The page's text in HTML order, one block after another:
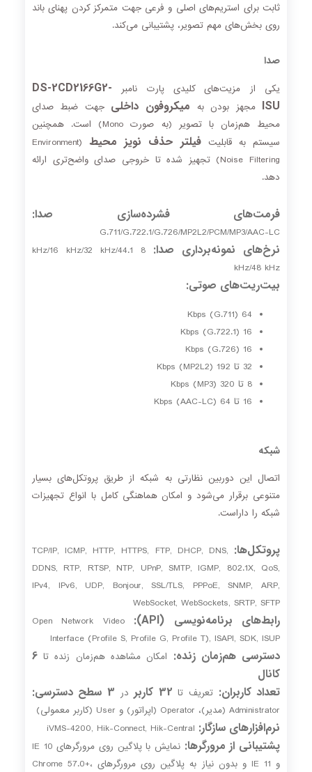
ثابت برای استریم‌های اصلی و فرعی جهت متمرکز کردن پهنای باند
روی بخش‌های مهم تصویر، پشتیبانی می‌کند.
صدا
یکی از مزیت‌های کلیدی پارت نامبر DS-2CD2166G2-
ISU مجهز بودن به میکروفون داخلی جهت ضبط صدای
محیط هم‌زمان با تصویر (به صورت Mono) است. همچنین
سیستم به قابلیتفیلتر حذف نویز محیط
(Environment
Noise Filtering) تجهیز شده تا خروجی صدای واضح‌تری ارائه
دهد.
فرمت‌های فشرده‌سازی صدا:
G.711/G.722.1/G.726/MP2L2/PCM/MP3/AAC-LC
نرخ‌های نمونه‌برداری صدا:
8 kHz/16 kHz/32 kHz/44.1
kHz/48 kHz
بیت‌ریت‌های صوتی:
64 Kbps (G.711)
16 Kbps (G.722.1)
16 Kbps (G.726)
32 تا 192 Kbps (MP2L2)
8 تا 320 Kbps (MP3)
16 تا 64 Kbps (AAC-LC)
شبکه
اتصال این دوربین نظارتی به شبکه از طریق پروتکل‌های بسیار
متنوعی برقرار می‌شود و امکان هماهنگی کامل با انواع تجهیزات
شبکه را داراست.
پروتکل‌ها: TCP/IP, ICMP, HTTP, HTTPS, FTP, DHCP, DNS,
DDNS, RTP, RTSP, NTP, UPnP, SMTP, IGMP, 802.1X, QoS,
IPv4, IPv6, UDP, Bonjour, SSL/TLS, PPPoE, SNMP, ARP,
WebSocket, WebSockets, SRTP, SFTP
رابط‌های برنامه‌نویسی (API):
Open Network Video
Interface (Profile S, Profile G, Profile T), ISAPI, SDK, ISUP
دسترسی هم‌زمان زنده: امکان مشاهده هم‌زمان زنده تا6
کانال
تعداد کاربران: تعریف تا 32 کاربر در 3 سطح دسترسی:
Administrator (مدیر)، Operator (اپراتور) و User (کاربر معمولی)
نرم‌افزارهای سازگار:
پشتیبانی از مرورگرها:
نمایش با پلاگین روی مرورگرهای IE 10
و IE 11 و بدون نیاز به پلاگین روی مرورگرهای Chrome 57.0+،